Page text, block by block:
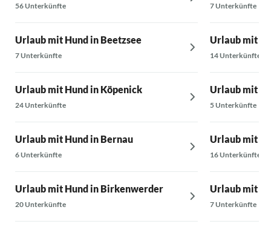
56 Unterkünfte
Urlaub mit Hund in Beetzsee
7 Unterkünfte
Urlaub mit Hund in Köpenick
24 Unterkünfte
Urlaub mit Hund in Bernau
6 Unterkünfte
Urlaub mit Hund in Birkenwerder
20 Unterkünfte
7 Unterkünfte
Urlaub mit
14 Unterkünfte
Urlaub mit
5 Unterkünfte
Urlaub mit
16 Unterkünfte
Urlaub mit
7 Unterkünfte